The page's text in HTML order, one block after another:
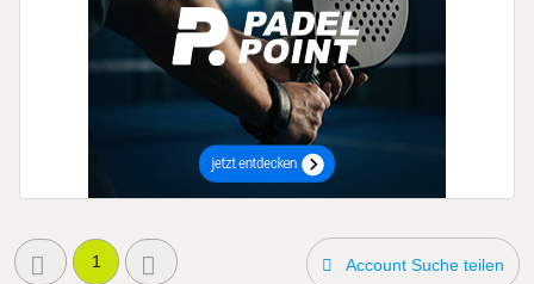
1 Account Suche teilen